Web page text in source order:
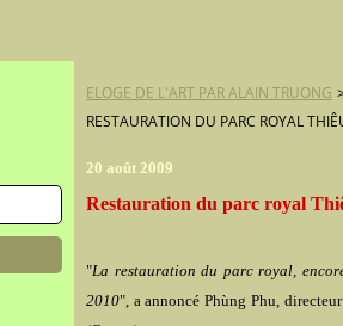
ELOGE DE L'ART PAR ALAIN TRUONG
RESTAURATION DU PARC ROYAL
20 août 2009
Restauration du parc royal
"La restauration du parc royal,
2010", a annoncé Phùng Phu,